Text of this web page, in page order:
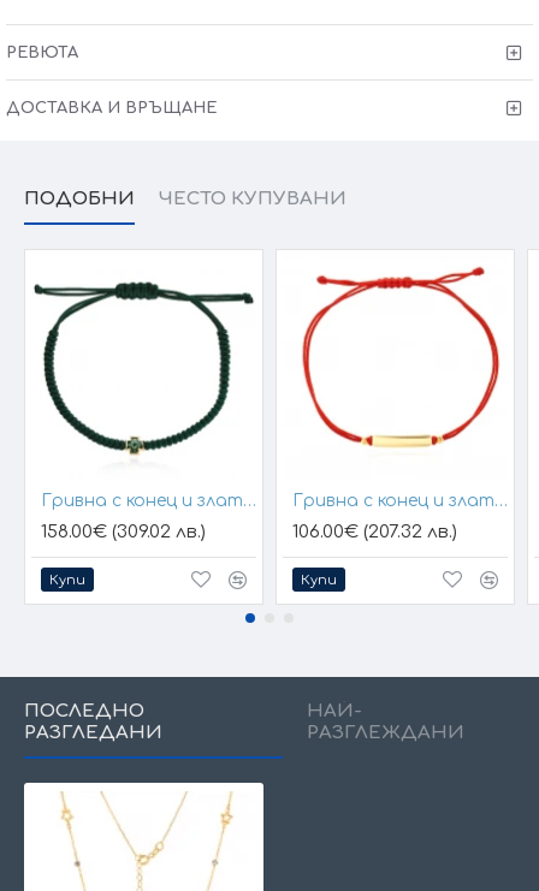
Тегло: 2,20 гр за размер 38+2см
Колието може да бъде изработено и по-ваш
размер (запишете в забележки към поръчката)
Kрайната цена и теглото може да варират тъй като
При онлайн поръчка, ще се свържем с вас, за да уточним
всички характеристики и изисквания за изработката.
РЕВЮТА
ДОСТАВКА И ВРЪЩАНЕ
ПОДОБНИ ЧЕСТО КУПУВАНИ
Гривна с конец и златен елемент кръст
158.00€ (309.02 лв.)
Купи
Гривна с конец и златна плочка за гравиране
106.00€ (207.32 лв.)
Купи
ПОСЛЕДНО
РАЗГЛЕДАНИ
НАЙ-
РАЗГЛЕЖДАНИ